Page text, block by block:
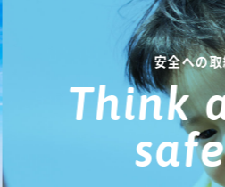
安全への取
Think